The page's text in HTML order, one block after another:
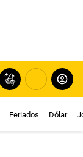
Feriados Dólar